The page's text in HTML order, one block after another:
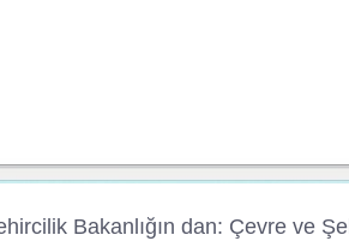
Bakanlığın dan: Çevre ve